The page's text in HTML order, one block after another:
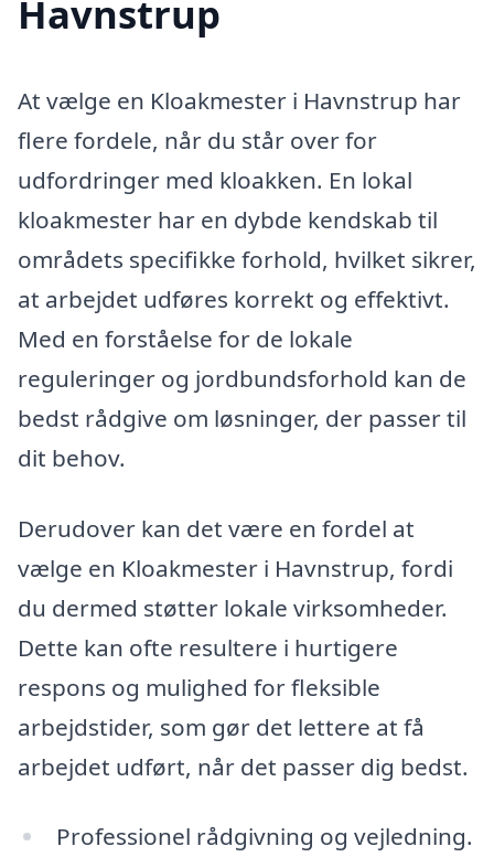
Havnstrup
At vælge en Kloakmester i Havnstrup har
flere fordele, når du står over for
udfordringer med kloakken. En lokal
kloakmester har en dybde kendskab til
områdets specifikke forhold, hvilket sikrer,
at arbejdet udføres korrekt og effektivt.
Med en forståelse for de lokale
reguleringer og jordbundsforhold kan de
bedst rådgive om løsninger, der passer til
dit behov.
Derudover kan det være en fordel at
vælge en Kloakmester i Havnstrup, fordi
du dermed støtter lokale virksomheder.
Dette kan ofte resultere i hurtigere
respons og mulighed for fleksible
arbejdstider, som gør det lettere at få
arbejdet udført, når det passer dig bedst.
Professionel rådgivning og vejledning.